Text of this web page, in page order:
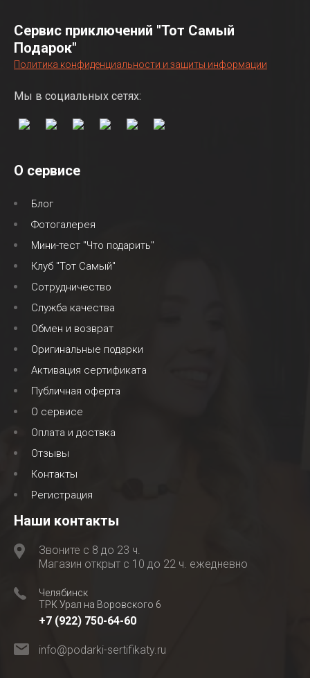
Сервис приключений "Тот Самый
Подарок"
Политика конфиденциальности и защиты информации
Мы в социальных сетях:
О сервисе
Блог
Фотогалерея
Мини-тест "Что подарить"
Клуб "Тот Самый"
Сотрудничество
Служба качества
Обмен и возврат
Оригинальные подарки
Активация сертификата
Публичная оферта
О сервисе
Оплата и доствка
Отзывы
Контакты
Регистрация
Наши контакты
Звоните с 8 до 23 ч.
Магазин открыт с 10 до 22 ч. ежедневно
Челябинск
ТРК Урал на Воровского 6
+7 (922) 750-64-60
info@podarki-sertifikaty.ru